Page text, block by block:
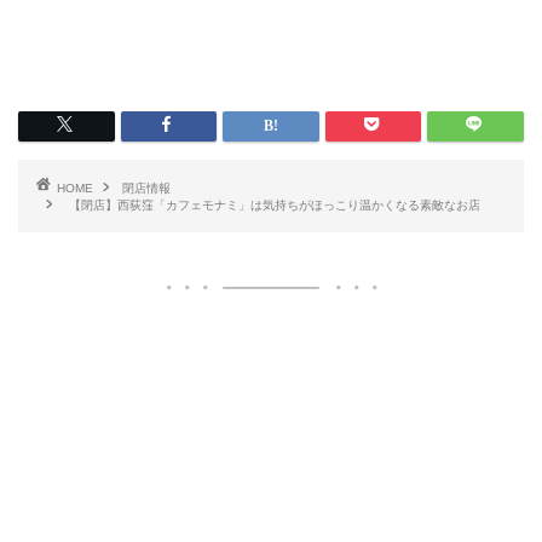
HOME
閉店情報
【閉店】西荻窪「カフェモナミ」は気持ちがほっこり温かくなる素敵なお店